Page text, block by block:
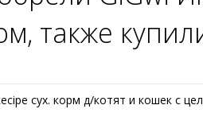
также